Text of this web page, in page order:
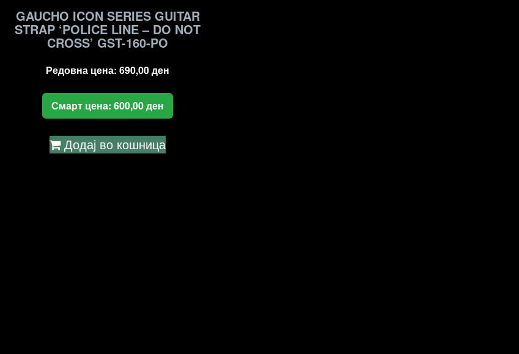
GAUCHO ICON SERIES GUITAR
STRAP ‘POLICE LINE – DO NOT
CROSS’ GST-160-PO
Редовна цена:690,00ден
Смарт цена:600,00ден
Додај во кошница